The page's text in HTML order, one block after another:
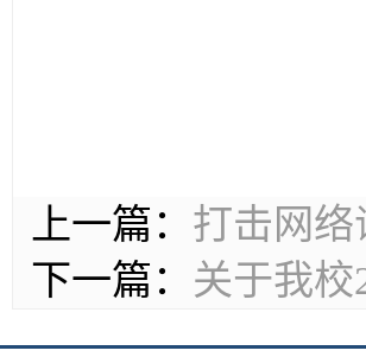
上一篇： 打击网
下一篇： 关于我校